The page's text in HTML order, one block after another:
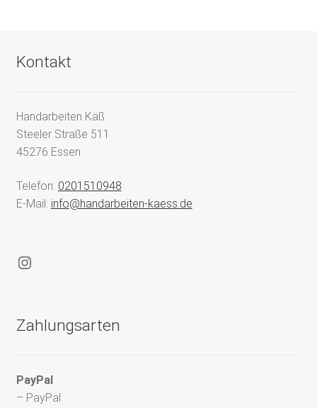
Kontakt
Handarbeiten Käß
Steeler Straße 511
45276 Essen
Telefon: 0201510948
E-Mail: info@handarbeiten-kaess.de
Instagram
Zahlungsarten
PayPal
– PayPal